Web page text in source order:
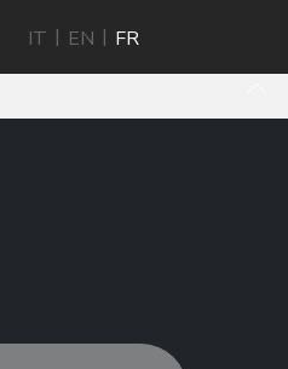
IT EN FR